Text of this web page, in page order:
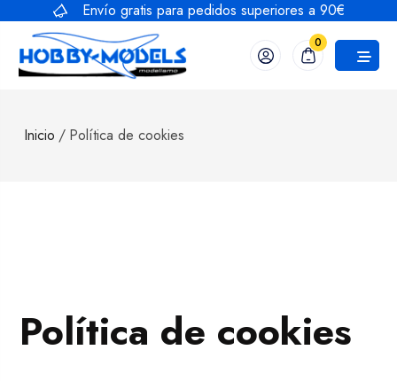
Envío gratis para pedidos superiores a 90€
0
Inicio / Política de cookies
Política de cookies